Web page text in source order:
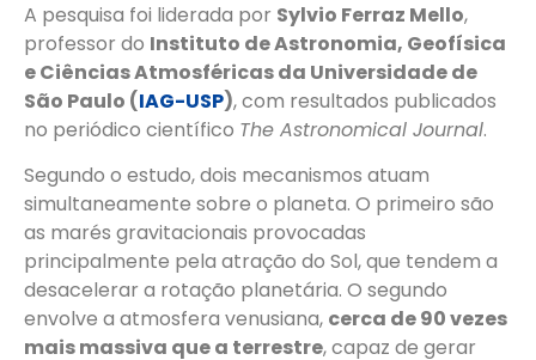
A pesquisa foi liderada por Sylvio Ferraz Mello,
professor do Instituto de Astronomia, Geofísica
e Ciências Atmosféricas da Universidade de
São Paulo (IAG-USP), com resultados publicados
no periódico científico The Astronomical Journal.
Segundo o estudo, dois mecanismos atuam
simultaneamente sobre o planeta. O primeiro são
as marés gravitacionais provocadas
principalmente pela atração do Sol, que tendem a
desacelerar a rotação planetária. O segundo
envolve a atmosfera venusiana, cerca de 90 vezes
mais massiva que a terrestre, capaz de gerar